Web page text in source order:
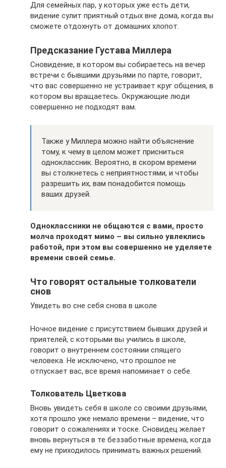
Для семейных пар, у которых уже есть дети,
видение сулит приятный отдых вне дома, когда вы
сможете отдохнуть от домашних хлопот.
Предсказание Густава Миллера
Сновидение, в котором вы собираетесь на вечер
встречи с бывшими друзьями по парте, говорит,
что вас совершенно не устраивает круг общения, в
котором вы вращаетесь. Окружающие люди
совершенно не подходят вам.
Также у Миллера можно найти объяснение
тому, к чему в целом может присниться
одноклассник. Вероятно, в скором времени
вы столкнетесь с неприятностями, и чтобы
разрешить их, вам понадобится помощь
ваших друзей.
Одноклассники не общаются с вами, просто
молча проходят мимо – вы сильно увлеклись
работой, при этом вы совершенно не уделяете
времени своей семье.
Что говорят остальные толкователи
снов
Увидеть во сне себя снова в школе
Ночное видение с присутствием бывших друзей и
приятелей, с которыми вы учились в школе,
говорит о внутреннем состоянии спящего
человека. Не исключено, что прошлое не
отпускает вас, все время напоминает о себе.
Толкователь Цветкова
Вновь увидеть себя в школе со своими друзьями,
хотя прошло уже немало времени – видение, что
говорит о сожалениях и тоске. Сновидец желает
вновь вернуться в те беззаботные времена, когда
ему не приходилось принимать важных решений.